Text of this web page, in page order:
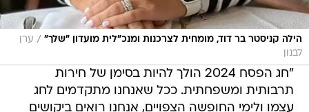
הילה קניסטר בר דוד, מומחית לצרכנות ומנכ"לית מועדון "שלך" / ערן
לבנון
"חג הפסח 2024 הולך להיות בסימן של חירות
תרבותית ומשפחתית. ככל שאנחנו מתקדמים לחג
עצמו ולימי החופשה הצפויים, אנחנו רואים ביקושים